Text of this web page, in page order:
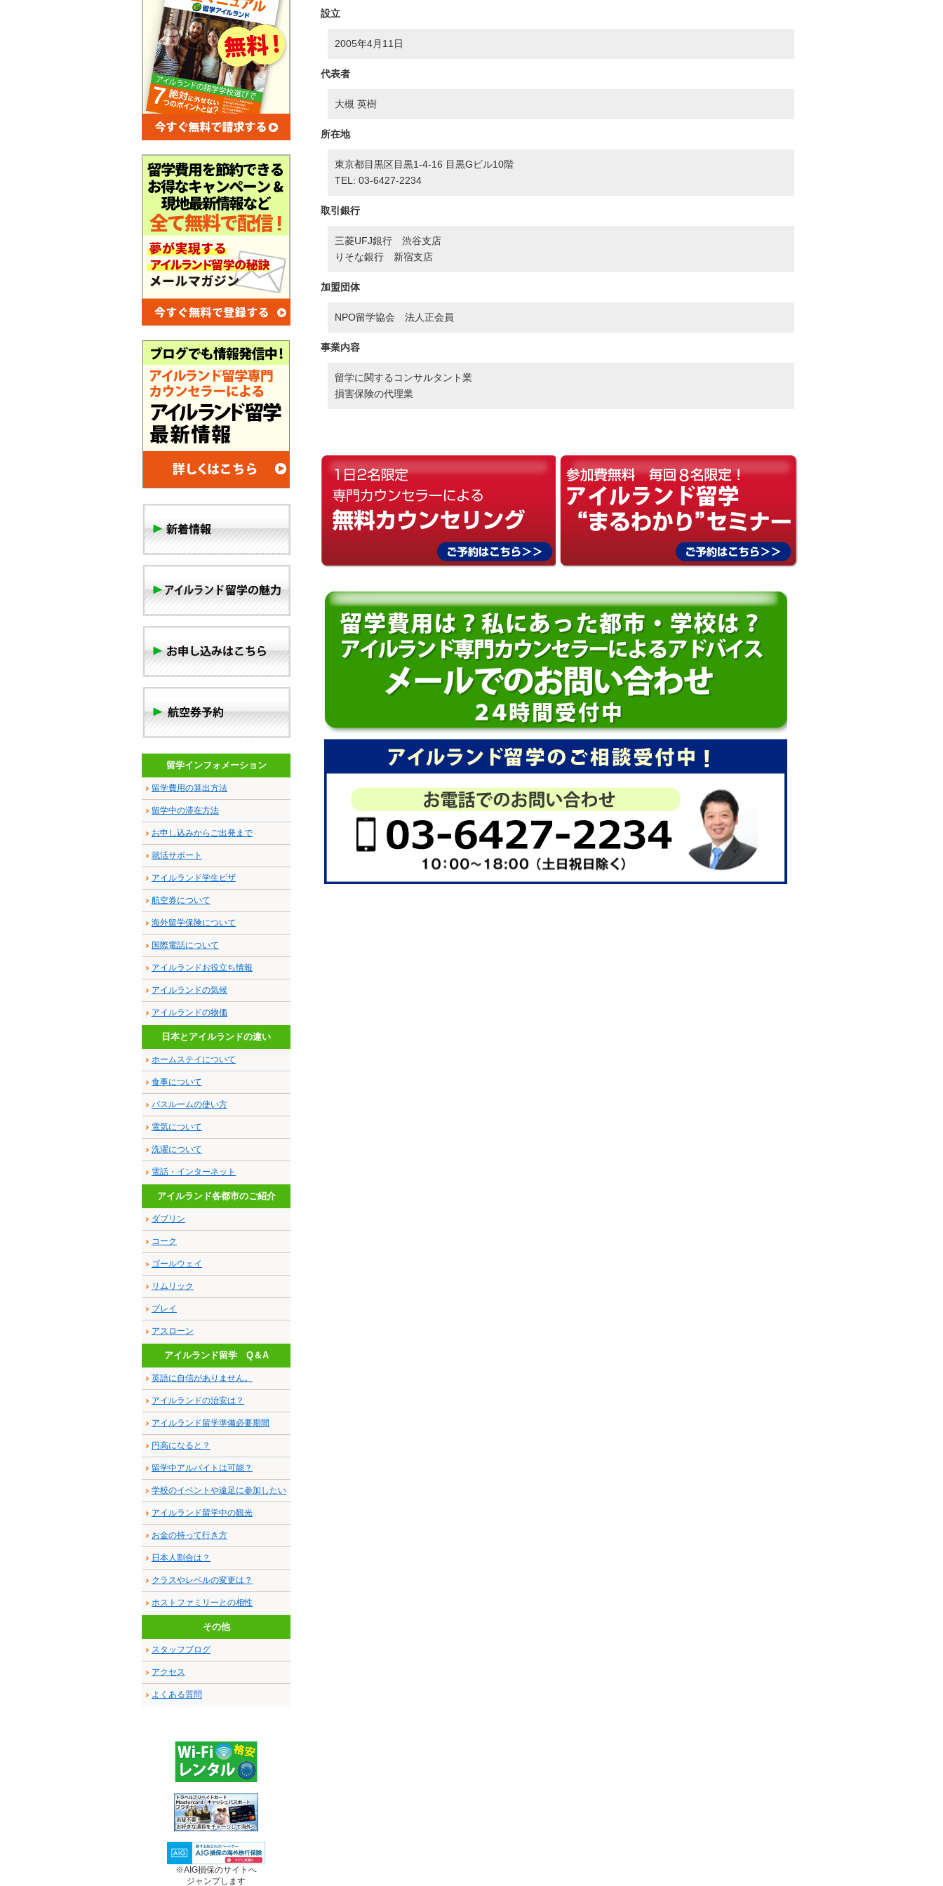
設立
2005年4月11日
代表者
大槻 英樹
所在地
東京都目黒区目黒1-4-16 目黒Gビル10階
TEL: 03-6427-2234
取引銀行
三菱UFJ銀行 渋谷支店
りそな銀行 新宿支店
加盟団体
NPO留学協会 法人正会員
事業内容
留学に関するコンサルタント業
損害保険の代理業
留学インフォメーション
留学費用の算出方法
留学中の滞在方法
お申し込みからご出発まで
就活サポート
アイルランド学生ビザ
航空券について
海外留学保険について
国際電話について
アイルランドお役立ち情報
アイルランドの気候
アイルランドの物価
日本とアイルランドの違い
ホームステイについて
食事について
バスルームの使い方
電気について
洗濯について
電話・インターネット
アイルランド各都市のご紹介
ダブリン
コーク
ゴールウェイ
リムリック
ブレイ
アスローン
アイルランド留学 Q＆A
英語に自信がありません。
アイルランドの治安は？
アイルランド留学準備必要期間
円高になると？
留学中アルバイトは可能？
学校のイベントや遠足に参加したい
アイルランド留学中の観光
お金の持って行き方
日本人割合は？
クラスやレベルの変更は？
ホストファミリーとの相性
その他
スタッフブログ
アクセス
よくある質問
※AIG損保のサイトへ
ジャンプします